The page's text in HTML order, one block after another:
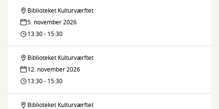
Kulturværftet
Håndarbejdscafé
på
Kulturværftet
Biblioteket Kulturværftet
5. november 2026
13:30 - 15:30
Håndarbejdscafé
på
Biblioteket Kulturværftet
12. november 2026
13:30 - 15:30
Biblioteket Kulturværftet